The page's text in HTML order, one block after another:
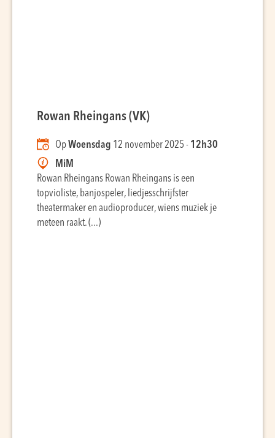
Rowan Rheingans (VK)
OpWoensdag 12 november 2025 - 12h30
MiM
Rowan Rheingans Rowan Rheingans is een
topvioliste, banjospeler, liedjesschrijfster
theatermaker en audioproducer, wiens muziek je
meteen raakt. (...)